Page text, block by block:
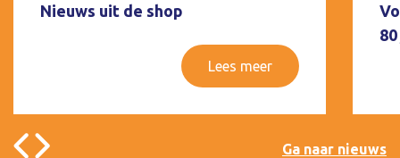
Nieuws uit de shop
Lees meer
Ga naar nieuws